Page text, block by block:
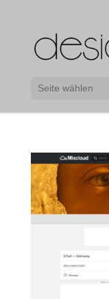
Seite wählen